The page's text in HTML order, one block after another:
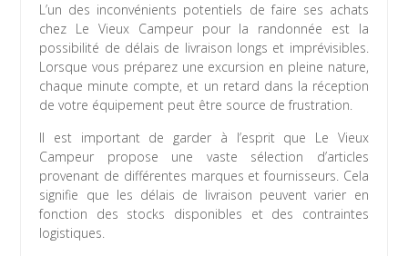
L’un des inconvénients potentiels de faire ses achats
chez Le Vieux Campeur pour la randonnée est la
possibilité de délais de livraison longs et imprévisibles.
Lorsque vous préparez une excursion en pleine nature,
chaque minute compte, et un retard dans la réception
de votre équipement peut être source de frustration.
Il est important de garder à l’esprit que Le Vieux
Campeur propose une vaste sélection d’articles
provenant de différentes marques et fournisseurs. Cela
signifie que les délais de livraison peuvent varier en
fonction des stocks disponibles et des contraintes
logistiques.